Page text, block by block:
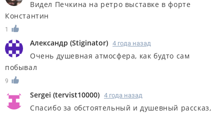
Видел Печкина на ретро выставке в форте
Константин
1
Александр (Stiginator) 4 года назад
Очень душевная атмосфера, как будто сам
побывал
9
Sergei (tervist10000) 4 года назад
Спасибо за обстоятельный и душевный рассказ,